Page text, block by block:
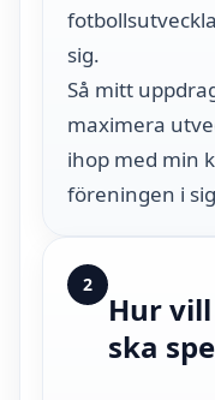
sig.
Så mitt
maximera
ihop med min
föreningen i
2
Hur
ska